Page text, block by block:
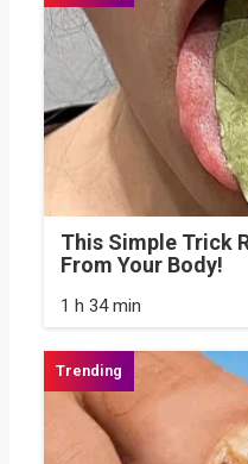
This Simple Trick
From Your Body!
1 h 34 min